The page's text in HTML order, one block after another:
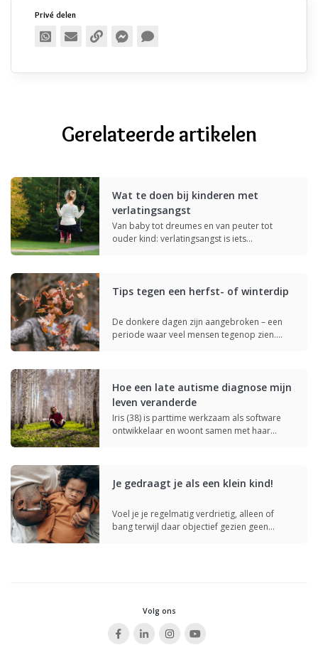
Privé delen
Gerelateerde artikelen
Wat te doen bij kinderen met
verlatingsangst
Van baby tot dreumes en van peuter tot
ouder kind: verlatingsangst is iets…
Tips tegen een herfst- of winterdip
De donkere dagen zijn aangebroken – een
periode waar veel mensen tegenop zien.…
Hoe een late autisme diagnose mijn
leven veranderde
Iris (38) is parttime werkzaam als software
ontwikkelaar en woont samen met haar…
Je gedraagt je als een klein kind!
Voel je je regelmatig verdrietig, alleen of
bang terwijl daar objectief gezien geen…
Volg ons